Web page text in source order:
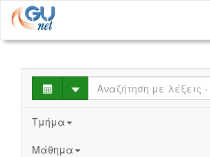
Select
Τμήμα
Μάθημα